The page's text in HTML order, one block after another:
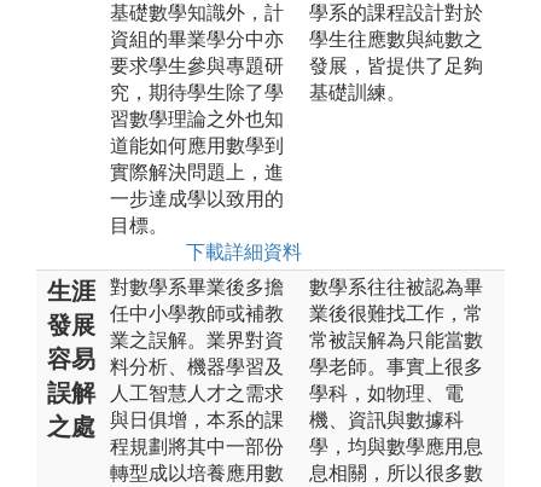
基礎數學知識外，計
資組的畢業學分中亦
要求學生參與專題研
究，期待學生除了學
習數學理論之外也知
道能如何應用數學到
實際解決問題上，進
一步達成學以致用的
目標。
下載詳細資料
學系的課程設計對於
學生往應數與純數之
發展，皆提供了足夠
基礎訓練。
生涯
發展
容易
誤解
之處
對數學系畢業後多擔
任中小學教師或補教
業之誤解。業界對資
料分析、機器學習及
人工智慧人才之需求
與日俱增，本系的課
程規劃將其中一部份
轉型成以培養應用數
數學系往往被認為畢
業後很難找工作，常
常被誤解為只能當數
學老師。事實上很多
學科，如物理、電
機、資訊與數據科
學，均與數學應用息
息相關，所以很多數